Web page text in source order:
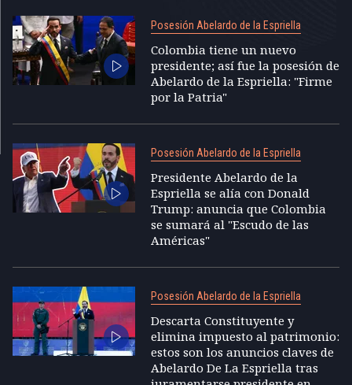
Posesión Abelardo de la Espriella
Colombia tiene un nuevo
presidente; así fue la posesión de
Abelardo de la Espriella: "Firme
por la Patria"
Posesión Abelardo de la Espriella
Presidente Abelardo de la
Espriella se alía con Donald
Trump: anuncia que Colombia
se sumará al "Escudo de las
Américas"
Posesión Abelardo de la Espriella
Descarta Constituyente y
elimina impuesto al patrimonio:
estos son los anuncios claves de
Abelardo De La Espriella tras